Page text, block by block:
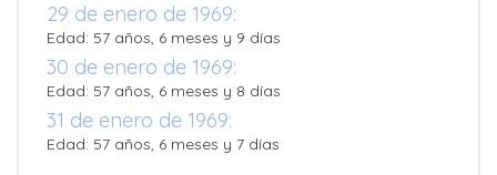
29 de enero de 1969:
Edad: 57 años, 6 meses y 9 días
30 de enero de 1969:
Edad: 57 años, 6 meses y 8 días
31 de enero de 1969:
Edad: 57 años, 6 meses y 7 días